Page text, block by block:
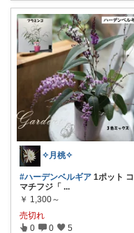
✧月桃✧
#ハーデンベルギア 1ポット コ
マチフジ「 ...
￥ 1,300～
売切れ
0 0 5